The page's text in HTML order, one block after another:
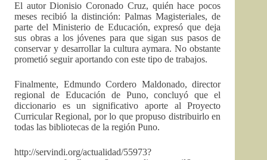
El autor Dionisio Coronado Cruz, quién hace pocos
meses recibió la distinción: Palmas Magisteriales, de
parte del Ministerio de Educación, expresó que deja
sus obras a los jóvenes para que sigan sus pasos de
conservar y desarrollar la cultura aymara. No obstante
prometió seguir aportando con este tipo de trabajos.
Finalmente, Edmundo Cordero Maldonado, director
regional de Educación de Puno, concluyó que el
diccionario es un significativo aporte al Proyecto
Curricular Regional, por lo que propuso distribuirlo en
todas las bibliotecas de la región Puno.
http://servindi.org/actualidad/55973?